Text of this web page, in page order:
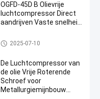
OGFD-45D B Olievrije
luchtcompressor Direct
aandrijven Vaste snelheid
industriële
Compressor van de olie de Vrij
e Schroef
2025-07-10
De Luchtcompressor van
de olie Vrije Roterende
Schroef voor
Metallurgiemijnbouw